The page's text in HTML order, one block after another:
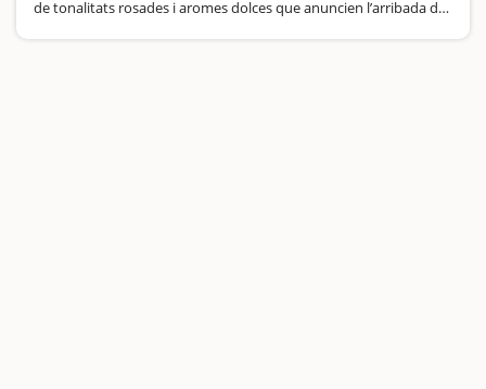
de tonalitats rosades i aromes dolces que anuncien l’arribada de